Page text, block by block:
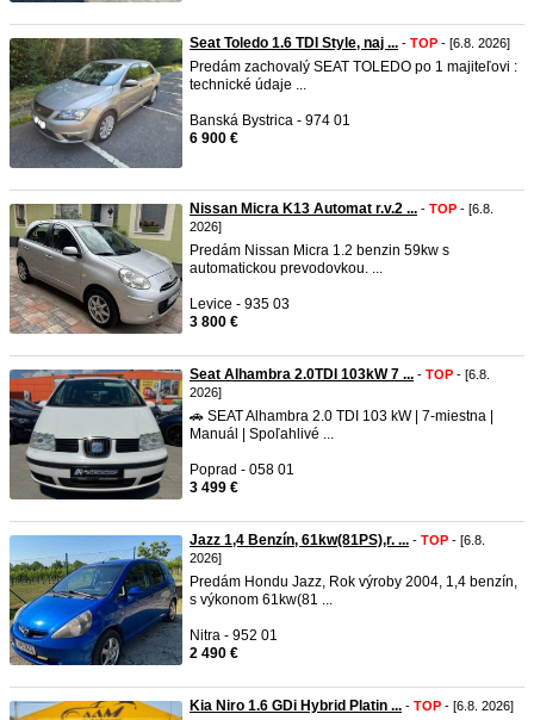
Seat Toledo 1.6 TDI Style, naj ... - TOP - [6.8. 2026]
Predám zachovalý SEAT TOLEDO po 1 majiteľovi :
technické údaje ...
Banská Bystrica - 974 01
6 900 €
Nissan Micra K13 Automat r.v.2 ... - TOP - [6.8.
2026]
Predám Nissan Micra 1.2 benzin 59kw s
automatickou prevodovkou. ...
Levice - 935 03
3 800 €
Seat Alhambra 2.0TDI 103kW 7 ... - TOP - [6.8.
2026]
🚗 SEAT Alhambra 2.0 TDI 103 kW | 7-miestna |
Manuál | Spoľahlivé ...
Poprad - 058 01
3 499 €
Jazz 1,4 Benzín, 61kw(81PS),r. ... - TOP - [6.8.
2026]
Predám Hondu Jazz, Rok výroby 2004, 1,4 benzín,
s výkonom 61kw(81 ...
Nitra - 952 01
2 490 €
Kia Niro 1.6 GDi Hybrid Platin ... - TOP - [6.8. 2026]